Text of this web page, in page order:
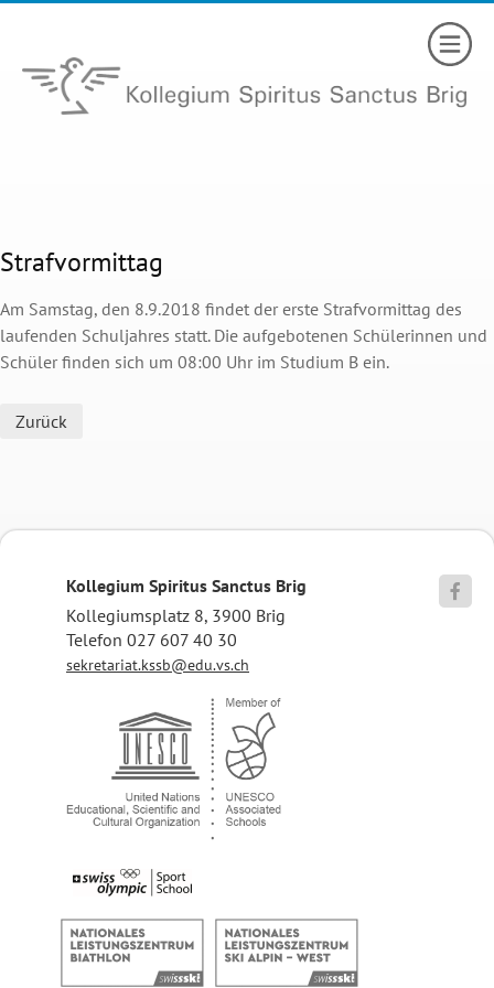
Strafvormittag
Am Samstag, den 8.9.2018 findet der erste Strafvormittag des
laufenden Schuljahres statt. Die aufgebotenen Schülerinnen und
Schüler finden sich um 08:00 Uhr im Studium B ein.
Zurück
Kollegium Spiritus Sanctus Brig
Kollegiumsplatz 8, 3900 Brig
Telefon 027 607 40 30
sekretariat.kssb@edu.vs.ch
